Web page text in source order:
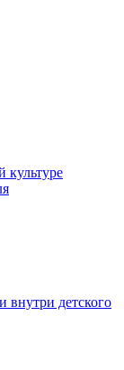
культуре
внутри детского